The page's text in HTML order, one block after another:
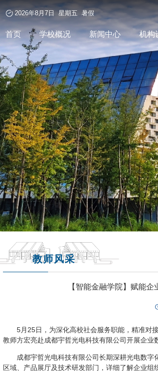
2026年8月7日 星期五 暑假
首页 学校概况 新闻中心 机构
教师风采
【智能金融学院】赋能
5月25日，为深化高校社会服务职能，精准对
教师方宏亮赴成都宇哲光电科技有限公司开展企业
成都宇哲光电科技有限公司长期深耕光电数
区域、产品展厅及技术研发部门，详细了解企业